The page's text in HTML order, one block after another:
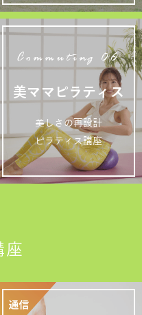
Commuting 06
美ママピラティス
美しさの再設計
ピラティス講座
座